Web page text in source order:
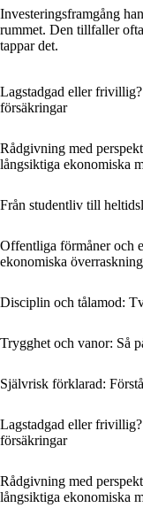
Investeringsframgång
rummet. Den tillfaller
tappar det.
Lagstadgad eller
försäkringar
Rådgivning med
långsiktiga ekonomiska
Från studentliv till
Offentliga förmåner och
ekonomiska
Disciplin och tålamod:
Trygghet och vanor: Så
Självrisk förklarad:
Lagstadgad eller
försäkringar
Rådgivning med
långsiktiga ekonomiska